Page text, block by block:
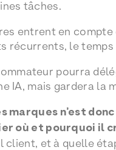
tâches.
entrent en compte
récurrents, le
pourra
IA, mais gardera la
marques n’est
où et pourquoi il
et à quelle